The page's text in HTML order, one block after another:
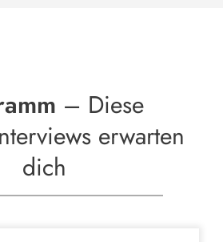
– Diese
erwarten
dich